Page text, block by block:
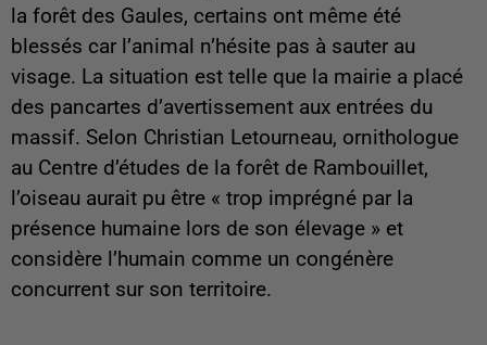
la forêt des Gaules, certains ont même été
blessés car l’animal n’hésite pas à sauter au
visage. La situation est telle que la mairie a placé
des pancartes d’avertissement aux entrées du
massif. Selon Christian Letourneau, ornithologue
au Centre d’études de la forêt de Rambouillet,
l’oiseau aurait pu être « trop imprégné par la
présence humaine lors de son élevage » et
considère l’humain comme un congénère
concurrent sur son territoire.